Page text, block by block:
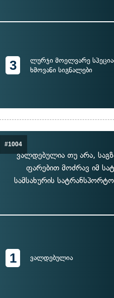
3
ლურჯი მოელვარე
ხმოვანი სიგნალები
#1004
ვალდებულია თუ არა,
ფარებით მოძრავ იმ
სამსახურის
1 ვალდებულია